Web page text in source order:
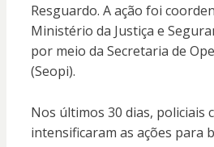
Resguardo. A ação foi
Ministério da Justiça e
por meio da Secretaria de
(Seopi).
Nos últimos 30 dias, policiais
intensificaram as ações para